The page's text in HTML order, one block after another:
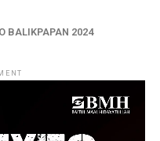
BALIKPAPAN 2024